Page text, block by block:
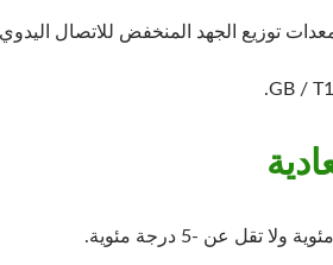
توزيع الجهد المنخفض للاتصال